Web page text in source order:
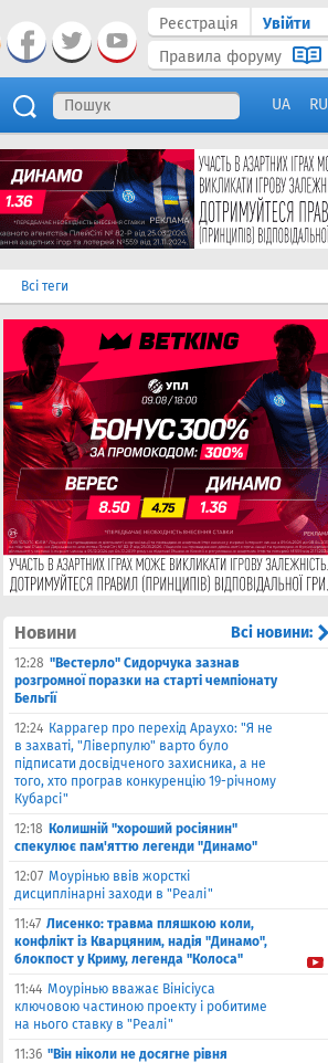
Реєстрація
Увійти
Правила форуму
UA RU
Всі теги
Новини Всі новини:
12:28 "Вестерло" Сидорчука зазнав
розгромної поразки на старті чемпіонату
Бельгії
12:24 Каррагер про перехід Араухо: "Я не
в захваті, "Ліверпулю" варто було
підписати досвідченого захисника, а не
того, хто програв конкуренцію 19-річному
Кубарсі"
12:18 Колишнiй "хороший росіянин"
спекулює пам'яттю легенди "Динамо"
12:07 Моурінью ввів жорсткі
дисциплінарні заходи в "Реалі"
11:47 Лисенко: травма пляшкою коли,
конфлікт із Кварцяним, надія "Динамо",
блокпост у Криму, легенда "Колоса"
11:44 Моурінью вважає Вінісіуса
ключовою частиною проекту і робитиме
на нього ставку в "Реалі"
11:36 "Він ніколи не досягне рівня